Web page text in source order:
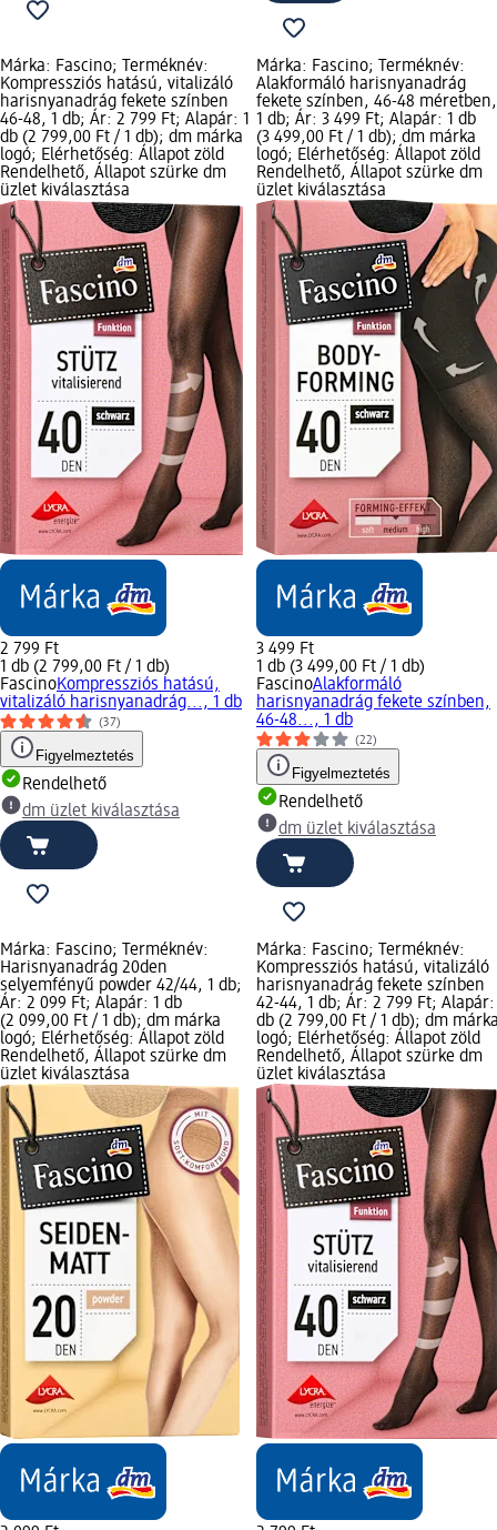
Márka: Fascino; Terméknév:
Kompressziós hatású, vitalizáló
harisnyanadrág fekete színben
46-48, 1 db; Ár: 2 799 Ft; Alapár: 1
db (2 799,00 Ft / 1 db); dm márka
logó; Elérhetőség: Állapot zöld
Rendelhető, Állapot szürke dm
üzlet kiválasztása
2 799 Ft
1 db (2 799,00 Ft / 1 db)
FascinoKompressziós hatású,
vitalizáló harisnyanadrág..., 1 db
(37)
Figyelmeztetés
Rendelhető
dm üzlet kiválasztása
Márka: Fascino; Terméknév:
Alakformáló harisnyanadrág
fekete színben, 46-48 méretben,
1 db; Ár: 3 499 Ft; Alapár: 1 db
(3 499,00 Ft / 1 db); dm márka
logó; Elérhetőség: Állapot zöld
Rendelhető, Állapot szürke dm
üzlet kiválasztása
3 499 Ft
1 db (3 499,00 Ft / 1 db)
FascinoAlakformáló
harisnyanadrág fekete színben,
46-48..., 1 db
(22)
Figyelmeztetés
Rendelhető
dm üzlet kiválasztása
Márka: Fascino; Terméknév:
Harisnyanadrág 20den
selyemfényű powder 42/44, 1 db;
Ár: 2 099 Ft; Alapár: 1 db
(2 099,00 Ft / 1 db); dm márka
logó; Elérhetőség: Állapot zöld
Rendelhető, Állapot szürke dm
üzlet kiválasztása
Márka: Fascino; Terméknév:
Kompressziós hatású, vitalizáló
harisnyanadrág fekete színben
42-44, 1 db; Ár: 2 799 Ft; Alapár:
db (2 799,00 Ft / 1 db); dm
logó; Elérhetőség: Állapot zöld
Rendelhető, Állapot szürke dm
üzlet kiválasztása